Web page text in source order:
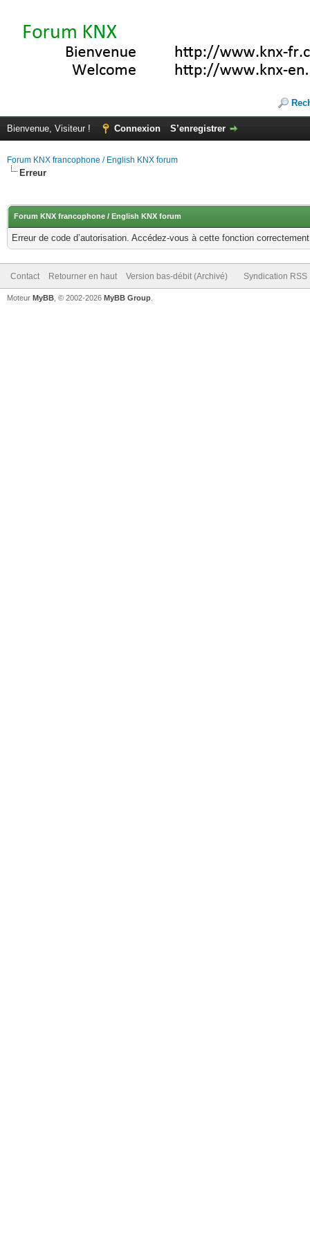
Bienvenue, Visiteur ! Connexion S’enregistrer
Forum KNX francophone / English KNX forum
Erreur
Forum KNX francophone / English KNX forum
Erreur de code d’autorisation. Accédez-vous à cette fonction
Contact Retourner en haut Version bas-débit (Archivé) Syndication RSS
Moteur MyBB , © 2002-2026 MyBB Group